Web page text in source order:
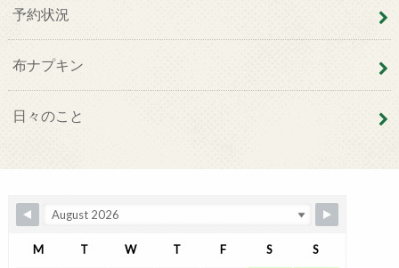
予約状況
布ナプキン
日々のこと
M T W T F S S